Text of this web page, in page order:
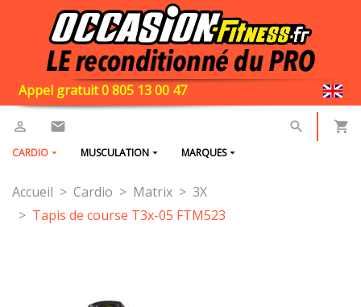
Appel gratuit 0 805 13 00 47
CARDIO MUSCULATION MARQUES
Accueil Cardio Matrix
3X
Tapis de course T3x-05 FTM523